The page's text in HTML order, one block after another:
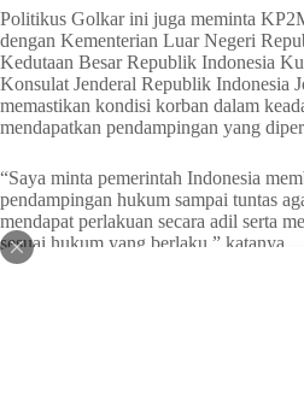
Politikus Golkar ini juga meminta
dengan Kementerian Luar Negeri
Kedutaan Besar Republik Indonesia
Konsulat Jenderal Republik Indonesia
memastikan kondisi korban dalam
mendapatkan pendampingan yang
“Saya minta pemerintah Indonesia
pendampingan hukum sampai tuntas
mendapat perlakuan secara adil serta
sesuai hukum yang berlaku,” katanya.
Lebih lanjut, Yahya meminta KP2MI
pengawasan untuk menekan kasus
secara nonprosedural. Termasuk,